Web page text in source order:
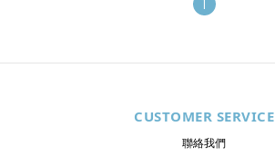
1
CUSTOMER SERVICE
聯絡我們